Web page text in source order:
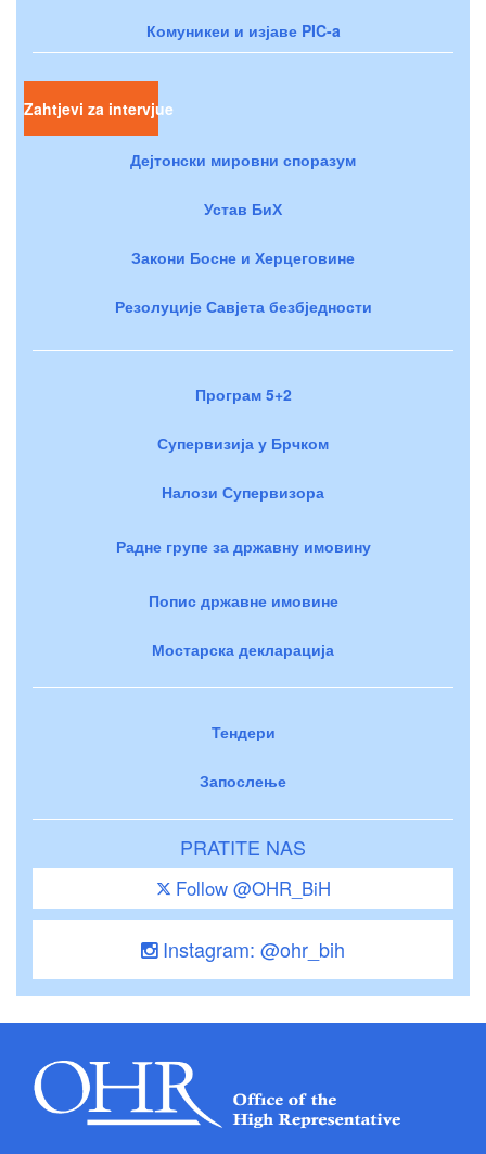
Комуникеи и изјаве PIC-a
Zahtjevi za intervjue
Дејтонски мировни споразум
Устав БиХ
Закони Босне и Херцеговине
Резолуције Савјета безбједности
Програм 5+2
Супервизија у Брчком
Налози Супервизора
Радне групе за државну имовину
Попис државне имовине
Мостарска декларација
Тендери
Запослење
PRATITE NAS
Follow @OHR_BiH
Instagram: @ohr_bih